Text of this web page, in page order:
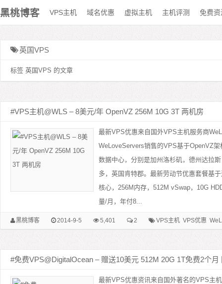
黑桃博客 VPS主机 域名优惠 虚拟主机 主机评测 免费资
英国VPS
标签 英国VPS 的文章
#VPS主机@WLS – 8美元/年 OpenVZ 256M 10G 3T 两机房
最新VPS优惠来自国外VPS主机服务商
WeLoveServers销售的VPS基于OpenVZ
数据中心，分别是加州洛杉矶，德州达拉
多，英国肯特郡。最新劳动节优惠套餐基
核心，256M内存，512M vSwap，10G
量/月，年付8...
黑桃博客 2014-9-5 5,401 2 VPS主机 VPS优惠
#免费VPS@DigitalOcean – 赠送10美元 512M 20G 1T免费2个月
最新VPS优惠资讯来自国外著名的VPS主